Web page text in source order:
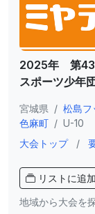
2025年 第43
スポーツ少年
宮城県 / 松島フ
色麻町 / U-10
大会トップ
/
リストに追加
地域から大会を